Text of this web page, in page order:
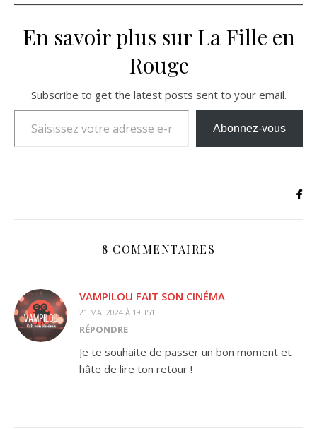
En savoir plus sur La Fille en
Rouge
Subscribe to get the latest posts sent to your email.
Saisissez votre adresse e-mail…
Abonnez-vous
8 COMMENTAIRES
VAMPILOU FAIT SON CINÉMA
21 MAI 2024 À 19H51
RÉPONDRE
Je te souhaite de passer un bon moment et
hâte de lire ton retour !